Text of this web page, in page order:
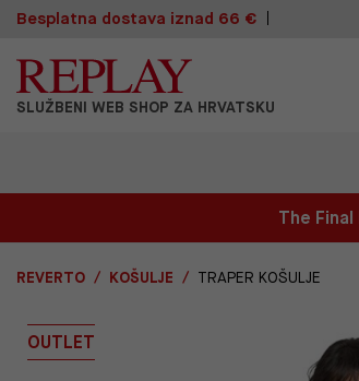
Besplatna dostava iznad 66 €
SLUŽBENI WEB SHOP ZA HRVATSKU
The
REVERTO KOŠULJE TRAPER KOŠULJE
OUTLET